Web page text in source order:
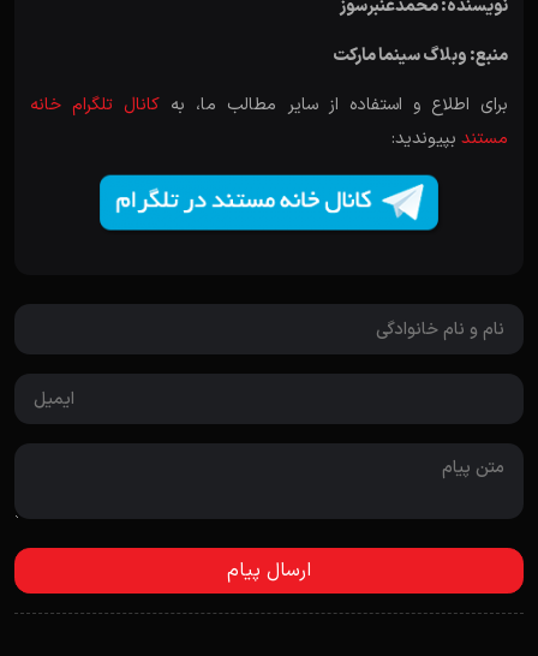
نویسنده: محمدعنبرسوز
منبع: وبلاگ سینما مارکت
برای اطلاع و استفاده از سایر مطالب ما، به کانال تلگرام خانه
مستندبپیوندید: